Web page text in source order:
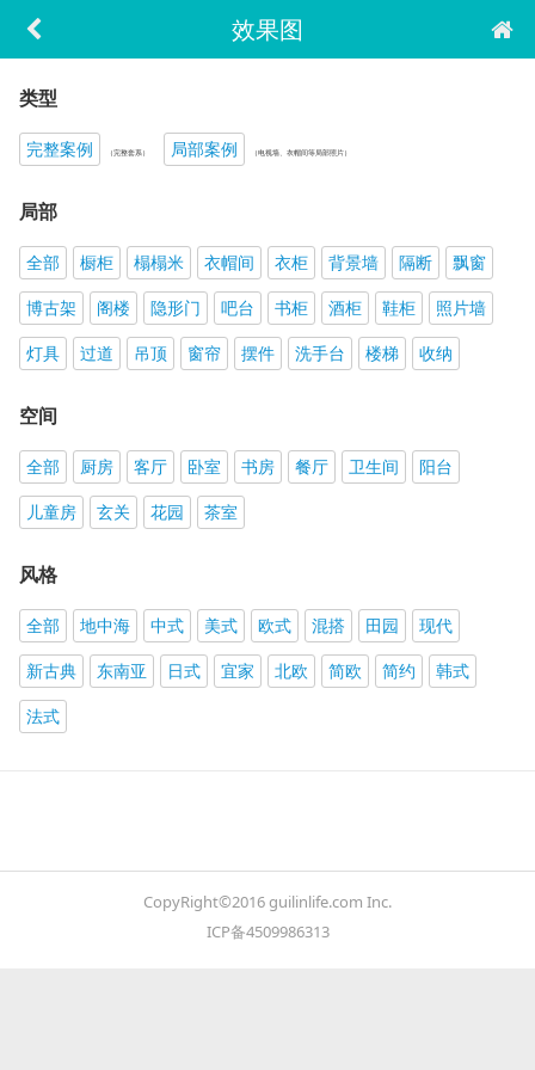
效果图
类型
完整案例 （完整套系） 局部案例 （电视墙、衣帽间等局部照片）
局部
全部 橱柜 榻榻米 衣帽间 衣柜 背景墙 隔断
飘窗
博古架
阁楼 隐形门 吧台 书柜 酒柜 鞋柜
照片墙
灯具
过道 吊顶 窗帘 摆件 洗手台 楼梯 收纳
空间
全部 厨房 客厅 卧室 书房 餐厅 卫生间
阳台
儿童房
玄关 花园 茶室
风格
全部 地中海 中式 美式 欧式 混搭 田园
现代
新古典
东南亚 日式 宜家 北欧 简欧 简约
韩式
法式
CopyRight©2016 guilinlife.com Inc.
ICP备4509986313